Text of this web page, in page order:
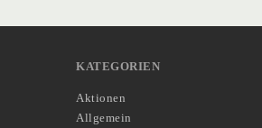
KATEGORIEN
Aktionen
Allgemein